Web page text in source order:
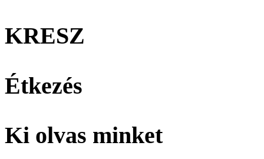
KRESZ
Étkezés
Ki olvas minket